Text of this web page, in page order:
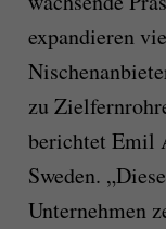
expandieren
zu
berichtet Emil
Sweden.
Unternehmen